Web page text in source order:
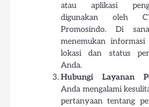
atau aplikasi
digunakan oleh
Promosindo. Di
menemukan
lokasi dan status
Anda.
Hubungi Layanan
Anda mengalami
pertanyaan tentang